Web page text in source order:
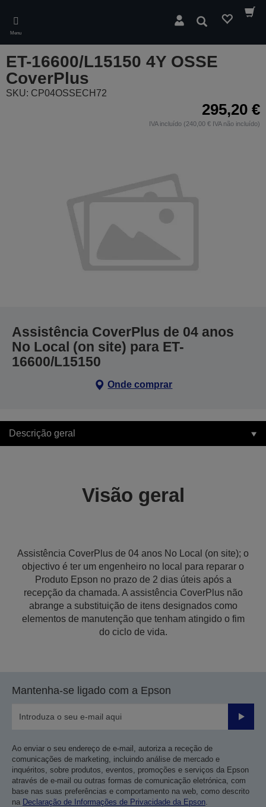
main
content
Menu
Pesquisar
ET-16600/L15150 4Y OSSE
CoverPlus
SKU: CP04OSSECH72
295,20 €
IVA incluído (240,00 € IVA não incluído)
Assistência CoverPlus de 04 anos
No Local (on site) para ET-
16600/L15150
Onde comprar
Descrição geral
Visão geral
Assistência CoverPlus de 04 anos No Local (on site); o
objectivo é ter um engenheiro no local para reparar o
Produto Epson no prazo de 2 dias úteis após a
recepção da chamada. A assistência CoverPlus não
abrange a substituição de itens designados como
elementos de manutenção que tenham atingido o fim
do ciclo de vida.
Mantenha-se ligado com a Epson
Enviar
Ao enviar o seu endereço de e-mail, autoriza a receção de
comunicações de marketing, incluindo análise de mercado e
inquéritos, sobre produtos, eventos, promoções e serviços da Epson
através de e-mail ou outras formas de comunicação eletrónica, com
base nas suas preferências e comportamento na web, como descrito
na Declaração de Informações de Privacidade da Epson